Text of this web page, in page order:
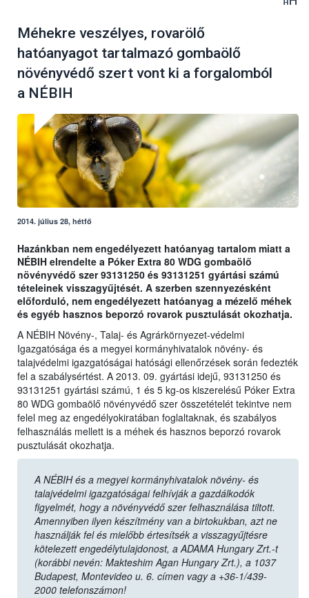
Méhekre veszélyes, rovarölő
hatóanyagot tartalmazó gombaölő
növényvédő szert vont ki a forgalomból
a NÉBIH
2014. július 28, hétfő
Hazánkban nem engedélyezett hatóanyag tartalom miatt a
NÉBIH elrendelte a Póker Extra 80 WDG gombaölő
növényvédő szer 93131250 és 93131251 gyártási számú
tételeinek visszagyűjtését. A szerben szennyezésként
előforduló, nem engedélyezett hatóanyag a mézelő méhek
és egyéb hasznos beporzó rovarok pusztulását okozhatja.
A NÉBIH Növény-, Talaj- és Agrárkörnyezet-védelmi
Igazgatósága és a megyei kormányhivatalok növény- és
talajvédelmi igazgatóságai hatósági ellenőrzések során fedezték
fel a szabálysértést. A 2013. 09. gyártási idejű, 93131250 és
93131251 gyártási számú, 1 és 5 kg-os kiszerelésű Póker Extra
80 WDG gombaölő növényvédő szer összetételét tekintve nem
felel meg az engedélyokiratában foglaltaknak, és szabályos
felhasználás mellett is a méhek és hasznos beporzó rovarok
pusztulását okozhatja.
A NÉBIH és a megyei kormányhivatalok növény- és
talajvédelmi igazgatóságai felhívják a gazdálkodók
figyelmét, hogy a növényvédő szer felhasználása tiltott.
Amennyiben ilyen készítmény van a birtokukban, azt ne
használják fel és mielőbb értesítsék a visszagyűjtésre
kötelezett engedélytulajdonost, a ADAMA Hungary Zrt.-t
(korábbi nevén: Makteshim Agan Hungary Zrt.), a 1037
Budapest, Montevideo u. 6. címen vagy a +36-1/439-
2000 telefonszámon!